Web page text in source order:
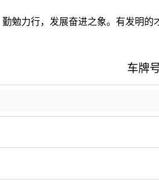
力行，发展奋进之象。有发明的
车牌